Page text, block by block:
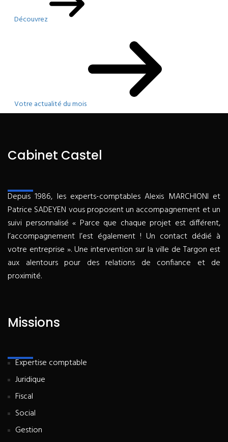
Découvrez
Votre actualité du mois
Cabinet Castel
Depuis 1986, les experts-comptables Alexis MARCHIONI et
Patrice SADEYEN vous proposent un accompagnement et un
suivi personnalisé « Parce que chaque projet est différent,
l’accompagnement l’est également ! Un contact dédié à
votre entreprise ». Une intervention sur la ville de Targon est
aux alentours pour des relations de confiance et de
proximité.
Missions
Expertise comptable
Juridique
Fiscal
Social
Gestion